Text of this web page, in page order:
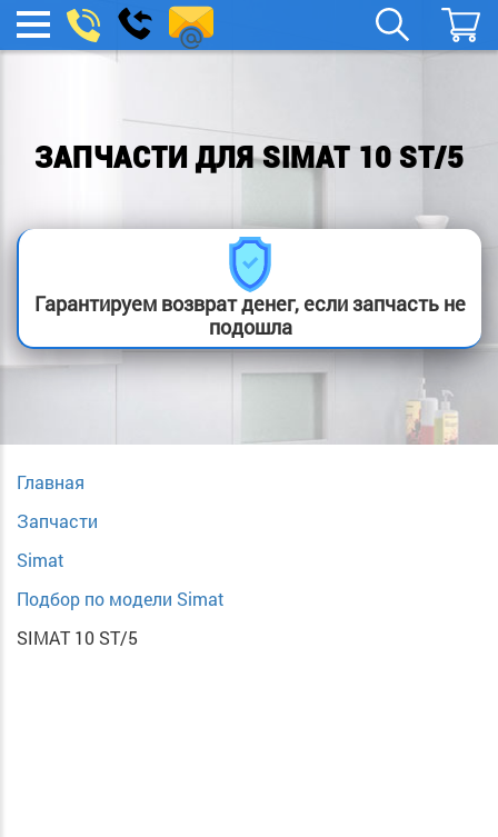
МЕНЮ
boylera@yandex.ru
Заказать
звонок
ЗАПЧАСТИ ДЛЯ SIMAT 10 ST/5
Гарантируем возврат денег, если запчасть не
подошла
Главная
Запчасти
Simat
Подбор по модели Simat
SIMAT 10 ST/5